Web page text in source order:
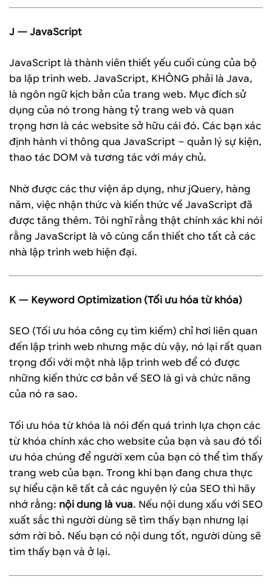
J — JavaScript
JavaScript là thành viên thiết yếu cuối cùng của bộ
ba lập trình web. JavaScript, KHÔNG phải là Java,
là ngôn ngữ kịch bản của trang web. Mục đích sử
dụng của nó trong hàng tỷ trang web và quan
trọng hơn là các website sở hữu cái đó. Các bạn xác
định hành vi thông qua JavaScript – quản lý sự kiện,
thao tác DOM và tương tác với máy chủ.
Nhờ được các thư viện áp dụng, như jQuery, hàng
năm, việc nhận thức và kiến ​​thức về JavaScript đã
được tăng thêm. Tôi nghĩ rằng thật chính xác khi nói
rằng JavaScript là vô cùng cần thiết cho tất cả các
nhà lập trình web hiện đại.
K — Keyword Optimization (Tối ưu hóa từ khóa)
SEO (Tối ưu hóa công cụ tìm kiếm) chỉ hơi liên quan
đến lập trình web nhưng mặc dù vậy, nó lại rất quan
trọng đối với một nhà lập trình web để có được
những kiến thức cơ bản về SEO là gì và chức năng
của nó ra sao.
Tối ưu hóa từ khóa là nói đến quá trình lựa chọn các
từ khóa chính xác cho website của bạn và sau đó tối
ưu hóa chúng để người xem của bạn có thể tìm thấy
trang web của bạn. Trong khi bạn đang chưa thực
sự hiểu cặn kẽ tất cả các nguyên lý của SEO thì hãy
nhớ rằng: nội dung là vua. Nếu nội dung xấu với SEO
xuất sắc thì người dùng sẽ tìm thấy bạn nhưng lại
sớm rời bỏ. Nếu bạn có nội dung tốt, người dùng sẽ
tìm thấy bạn và ở lại.